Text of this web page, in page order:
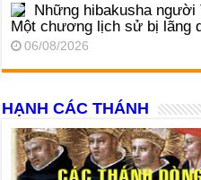
Những hibakusha người
Một chương lịch sử bị lãng
06/08/2026
HẠNH CÁC THÁNH